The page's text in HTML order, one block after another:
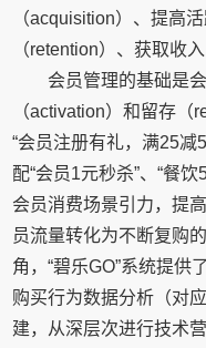
（acquisition）、提高
（retention）、获取收
会员管理的基础是
（activation）和留存（
“会员注册有礼，满25减
配“会员1元秒杀”、“餐
会员消费场景引力，提
员流量转化为不断复购
角，“碧乐GO”系统提供
购买行为数据分析（对
建，从深层次进行技术